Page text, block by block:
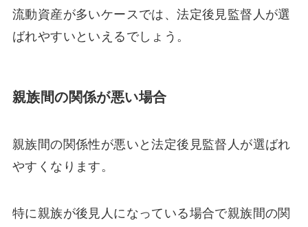
流動資産が多いケースでは、法定後見監督人が選
ばれやすいといえるでしょう。
親族間の関係が悪い場合
親族間の関係性が悪いと法定後見監督人が選ばれ
やすくなります。
特に親族が後見人になっている場合で親族間の関